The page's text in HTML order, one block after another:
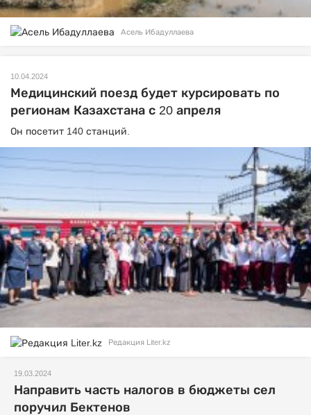
Асель Ибадуллаева
10.04.2024
Медицинский поезд будет курсировать по
регионам Казахстана с 20 апреля
Он посетит 140 станций.
Редакция Liter.kz
19.03.2024
Направить часть налогов в бюджеты сел
поручил Бектенов